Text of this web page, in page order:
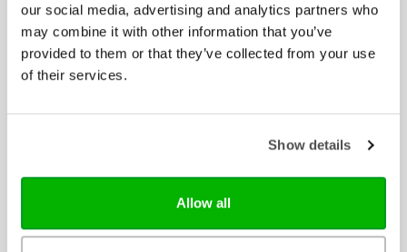
our social media, advertising and analytics partners who
may combine it with other information that you’ve
provided to them or that they’ve collected from your use
of their services.
Show details
Allow all
Boeken
Bijbelstudie
Cadeau
Dagboeken
Feestdagen
Jongeren
Lifestyle